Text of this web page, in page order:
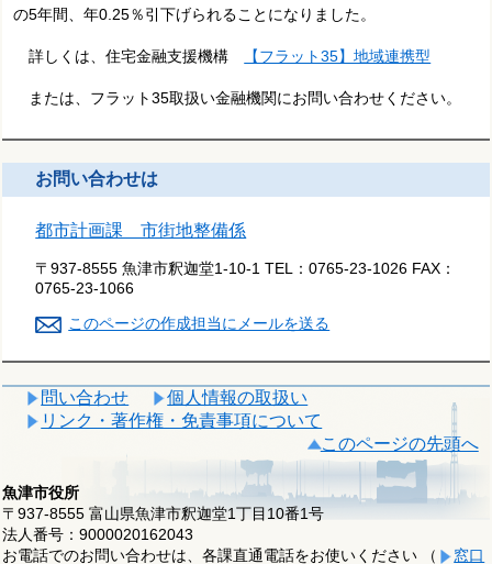
の5年間、年0.25％引下げられることになりました。
詳しくは、住宅金融支援機構 【フラット35】地域連携型
または、フラット35取扱い金融機関にお問い合わせください。
お問い合わせは
都市計画課 市街地整備係
〒937-8555 魚津市釈迦堂1-10-1 TEL：0765-23-1026 FAX：
0765-23-1066
このページの作成担当にメールを送る
問い合わせ
個人情報の取扱い
リンク・著作権・免責事項について
このページの先頭へ
魚津市役所
〒937-8555 富山県魚津市釈迦堂1丁目10番1号
法人番号：9000020162043
お電話でのお問い合わせは、各課直通電話をお使いください （
窓口